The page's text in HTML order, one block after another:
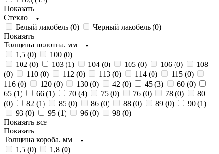
Показать
Стекло
Белый лакобель (0) Черный лакобель (0)
Показать
Толщина полотна. мм
1,5 (0) 100 (0)
102 (0) 103 (1) 104 (0) 105 (0) 106 (0)
108
(0) 110 (0) 112 (0) 113 (0) 114 (0) 115 (0)
116 (0) 120 (0) 130 (0) 42 (0) 45 (3) 60 (0)
65 (1) 66 (1) 70 (4) 75 (0) 76 (0) 78 (0)
80
(0) 82 (1) 85 (0) 86 (0) 88 (0) 89 (0) 90 (1)
93 (0) 95 (1) 96 (0) 98 (0)
Показать все
Показать
Толщина короба. мм
1,5 (0) 1,8 (0)